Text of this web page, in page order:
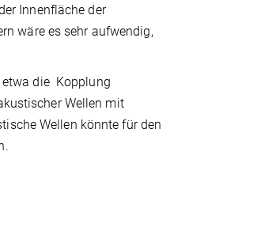
Innenfläche der
wäre es sehr aufwendig,
etwa die Kopplung
Wellen mit
Wellen könnte für den